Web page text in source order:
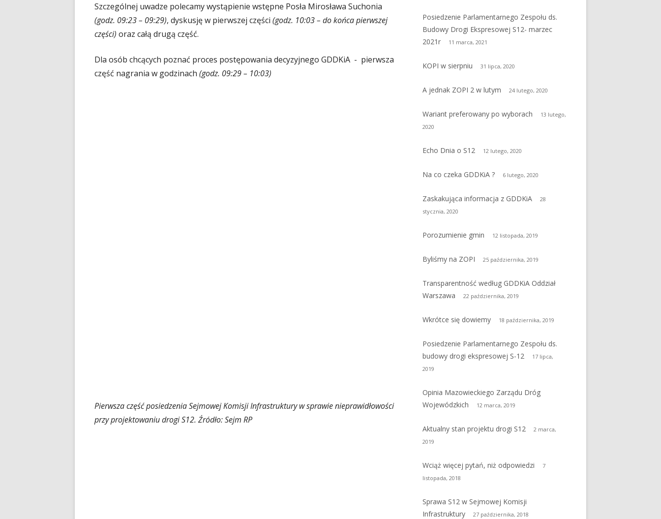
Szczególnej uwadze polecamy wystąpienie wstępne Posła Mirosława Suchonia
(godz. 09:23 – 09:29), dyskusję w pierwszej części (godz. 10:03 – do końca pierwszej
części) oraz całą drugą część.
Dla osób chcących poznać proces postępowania decyzyjnego GDDKiA - pierwsza
część nagrania w godzinach (godz. 09:29 – 10:03)
Pierwsza część posiedzenia Sejmowej Komisji Infrastruktury w sprawie nieprawidłowości
przy projektowaniu drogi S12. Źródło: Sejm RP
Posiedzenie Parlamentarnego Zespołu ds.
Budowy Drogi Ekspresowej S12- marzec
2021r
11 marca, 2021
KOPI w sierpniu 31 lipca, 2020
A jednak ZOPI 2 w lutym 24 lutego, 2020
Wariant preferowany po wyborach
13 lutego,
2020
Echo Dnia o S12 12 lutego, 2020
Na co czeka GDDKiA ? 6 lutego, 2020
Zaskakująca informacja z GDDKiA
28
stycznia, 2020
Porozumienie gmin 12 listopada, 2019
Byliśmy na ZOPI 25 października, 2019
Transparentność według GDDKiA Oddział
Warszawa
22 października, 2019
Wkrótce się dowiemy 18 października, 2019
Posiedzenie Parlamentarnego Zespołu ds.
budowy drogi ekspresowej S-12
17 lipca,
2019
Opinia Mazowieckiego Zarządu Dróg
Wojewódzkich
12 marca, 2019
Aktualny stan projektu drogi S12
2 marca,
2019
Wciąż więcej pytań, niż odpowiedzi
7
listopada, 2018
Sprawa S12 w Sejmowej Komisji
Infrastruktury
27 października, 2018